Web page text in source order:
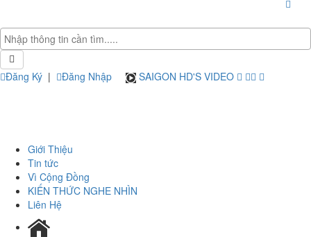
Đăng Ký | Đăng Nhập SAIGON HD'S VIDEO
Giới Thiệu
Tin tức
Vì Cộng Đồng
KIẾN THỨC NGHE NHÌN
Liên Hệ